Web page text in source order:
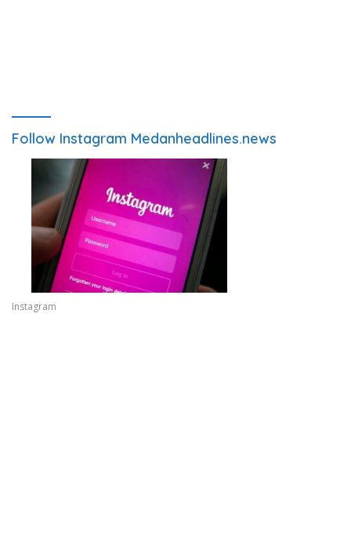
Follow Instagram Medanheadlines.news
Instagram